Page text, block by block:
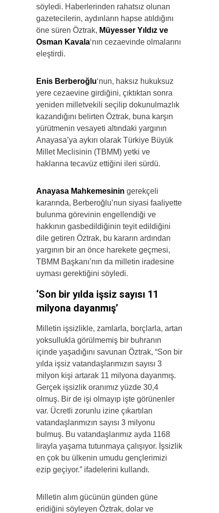
söyledi. Haberlerinden rahatsız olunan
gazetecilerin, aydınların hapse atıldığını
öne süren Öztrak, Müyesser Yıldız ve
Osman Kavala‘nın cezaevinde olmalarını
eleştirdi.
Enis Berberoğlu‘nun, haksız hukuksuz
yere cezaevine girdiğini, çıktıktan sonra
yeniden milletvekili seçilip dokunulmazlık
kazandığını belirten Öztrak, buna karşın
yürütmenin vesayeti altındaki yargının
Anayasa’ya aykırı olarak Türkiye Büyük
Millet Meclisinin (TBMM) yetki ve
haklarına tecavüz ettiğini ileri sürdü.
Anayasa Mahkemesinin gerekçeli
kararında, Berberoğlu’nun siyasi faaliyette
bulunma görevinin engellendiği ve
hakkının gasbedildiğinin teyit edildiğini
dile getiren Öztrak, bu kararın ardından
yargının bir an önce harekete geçmesi,
TBMM Başkanı’nın da milletin iradesine
uyması gerektiğini söyledi.
‘Son bir yılda işsiz sayısı 11
milyona dayanmış’
Milletin işsizlikle, zamlarla, borçlarla, artan
yoksullukla görülmemiş bir buhranın
içinde yaşadığını savunan Öztrak, “Son bir
yılda işsiz vatandaşlarımızın sayısı 3
milyon kişi artarak 11 milyona dayanmış.
Gerçek işsizlik oranımız yüzde 30,4
olmuş. Bir de işi olmayıp işte görünenler
var. Ücretli zorunlu izine çıkartılan
vatandaşlarımızın sayısı 3 milyonu
bulmuş. Bu vatandaşlarımız ayda 1168
lirayla yaşama tutunmaya çalışıyor. İşsizlik
en çok bu ülkenin umudu gençlerimizi
ezip geçiyor.” ifadelerini kullandı.
Milletin alım gücünün günden güne
eridiğini söyleyen Öztrak, dolar ve